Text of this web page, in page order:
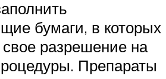
бумаги, в которых
разрешение на
Препараты